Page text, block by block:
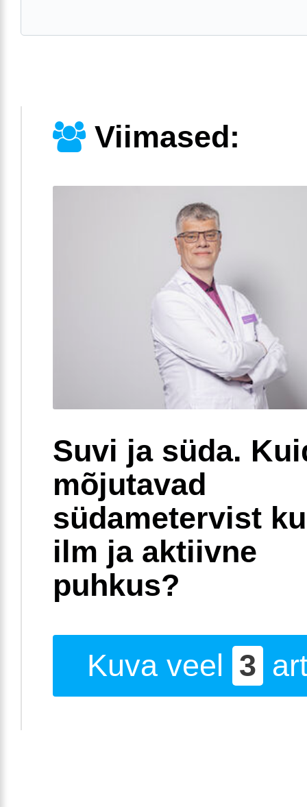
Viimased:
Suvi ja süda.
mõjutavad
südametervist
ilm ja aktiivne
puhkus?
Kuva veel 3